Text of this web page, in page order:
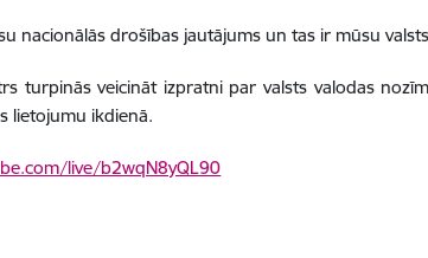
nacionālās drošības jautājums un tas ir mūsu
turpinās veicināt izpratni par valsts valodas
lietojumu ikdienā.
live/b2wqN8yQL90